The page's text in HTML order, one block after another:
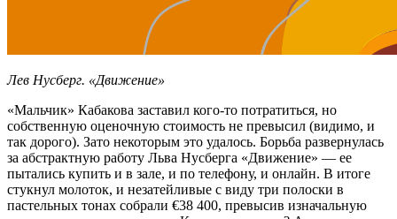
Лев Нусберг. «Движение»
«Мальчик» Кабакова заставил кого-то потратиться, но
собственную оценочную стоимость не превысил (видимо, и
так дорого). Зато некоторым это удалось. Борьба развернулась
за абстрактную работу Льва Нусберга «Движение» — ее
пытались купить и в зале, и по телефону, и онлайн. В итоге
стукнул молоток, и незатейливые с виду три полоски в
пастельных тонах собрали €38 400, превысив изначальную